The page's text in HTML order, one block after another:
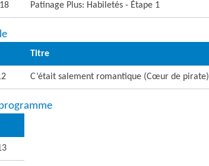
Patinage Plus: Habiletés - Étape 1
Titre
C’était salement romantique (Cœur de pirate)